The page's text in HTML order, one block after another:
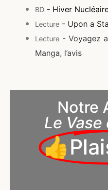
BD - Hiver
Lecture - Upon a
Lecture - Voyagez
Manga, l’avis
Notre
Le